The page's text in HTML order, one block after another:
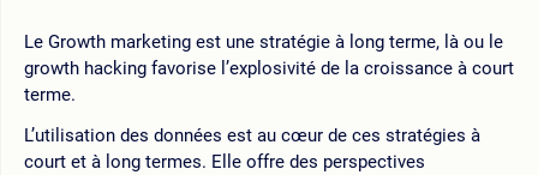
Le Growth marketing est une stratégie à long terme, là ou le
growth hacking favorise l’explosivité de la croissance à court
terme.
L’utilisation des données est au cœur de ces stratégies à
court et à long termes. Elle offre des perspectives